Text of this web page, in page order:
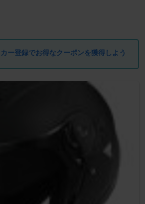
ー登録でお得なクーポンを獲得しよう